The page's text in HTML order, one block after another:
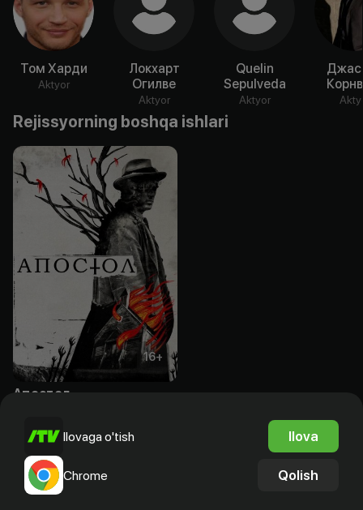
Том Харди
Aktyor
Локхарт
Огилве
Aktyor
Quelin
Sepulveda
Aktyor
Rejissyorning boshqa ishlari
16+
Апостол
Ilovaga o'tish Ilova
Chrome Qolish